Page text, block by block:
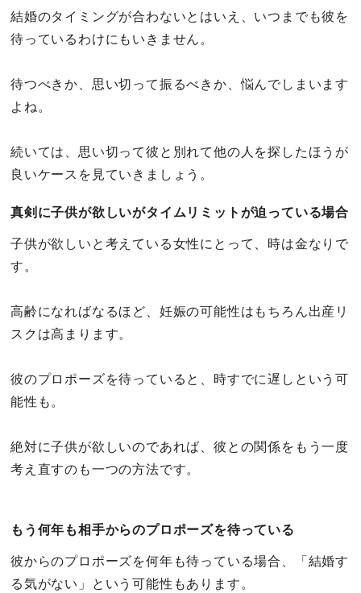
結婚のタイミングが合わないとはいえ、いつまでも彼を
待っているわけにもいきません。
待つべきか、思い切って振るべきか、悩んでしまいます
よね。
続いては、思い切って彼と別れて他の人を探したほうが
良いケースを見ていきましょう。
真剣に子供が欲しいがタイムリミットが迫っている場合
子供が欲しいと考えている女性にとって、時は金なりで
す。
高齢になればなるほど、妊娠の可能性はもちろん出産リ
スクは高まります。
彼のプロポーズを待っていると、時すでに遅しという可
能性も。
絶対に子供が欲しいのであれば、彼との関係をもう一度
考え直すのも一つの方法です。
もう何年も相手からのプロポーズを待っている
彼からのプロポーズを何年も待っている場合、「結婚す
る気がない」という可能性もあります。